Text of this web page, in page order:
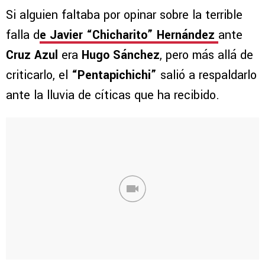
Si alguien faltaba por opinar sobre la terrible
falla de Javier “Chicharito” Hernández ante
Cruz Azul era Hugo Sánchez, pero más allá de
criticarlo, el “Pentapichichi” salió a respaldarlo
ante la lluvia de cíticas que ha recibido.